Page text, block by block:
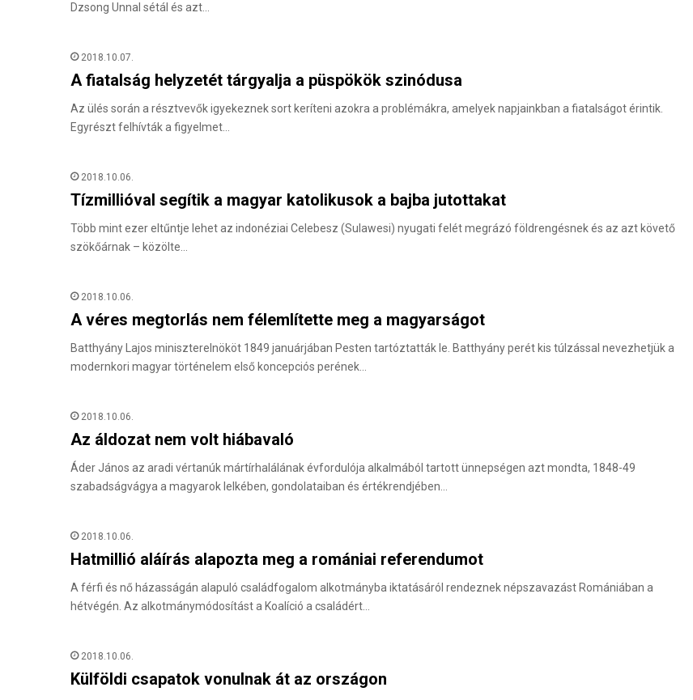
Dzsong Unnal sétál és azt…
2018.10.07.
A fiatalság helyzetét tárgyalja a püspökök szinódusa
Az ülés során a résztvevők igyekeznek sort keríteni azokra a problémákra, amelyek napjainkban a fiatalságot érintik.
Egyrészt felhívták a figyelmet…
2018.10.06.
Tízmillióval segítik a magyar katolikusok a bajba jutottakat
Több mint ezer eltűntje lehet az indonéziai Celebesz (Sulawesi) nyugati felét megrázó földrengésnek és az azt követő
szökőárnak – közölte…
2018.10.06.
A véres megtorlás nem félemlítette meg a magyarságot
Batthyány Lajos miniszterelnököt 1849 januárjában Pesten tartóztatták le. Batthyány perét kis túlzással nevezhetjük a
modernkori magyar történelem első koncepciós perének…
2018.10.06.
Az áldozat nem volt hiábavaló
Áder János az aradi vértanúk mártírhalálának évfordulója alkalmából tartott ünnepségen azt mondta, 1848-49
szabadságvágya a magyarok lelkében, gondolataiban és értékrendjében…
2018.10.06.
Hatmillió aláírás alapozta meg a romániai referendumot
A férfi és nő házasságán alapuló családfogalom alkotmányba iktatásáról rendeznek népszavazást Romániában a
hétvégén. Az alkotmánymódosítást a Koalíció a családért…
2018.10.06.
Külföldi csapatok vonulnak át az országon